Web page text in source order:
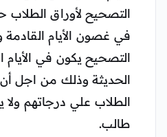
التصحيح لأوراق الطلاب
في غصون الأيام
التصحيح يكون في الأيام
الحديثة وذلك من اجل
الطلاب علي درجاتهم
طالب.